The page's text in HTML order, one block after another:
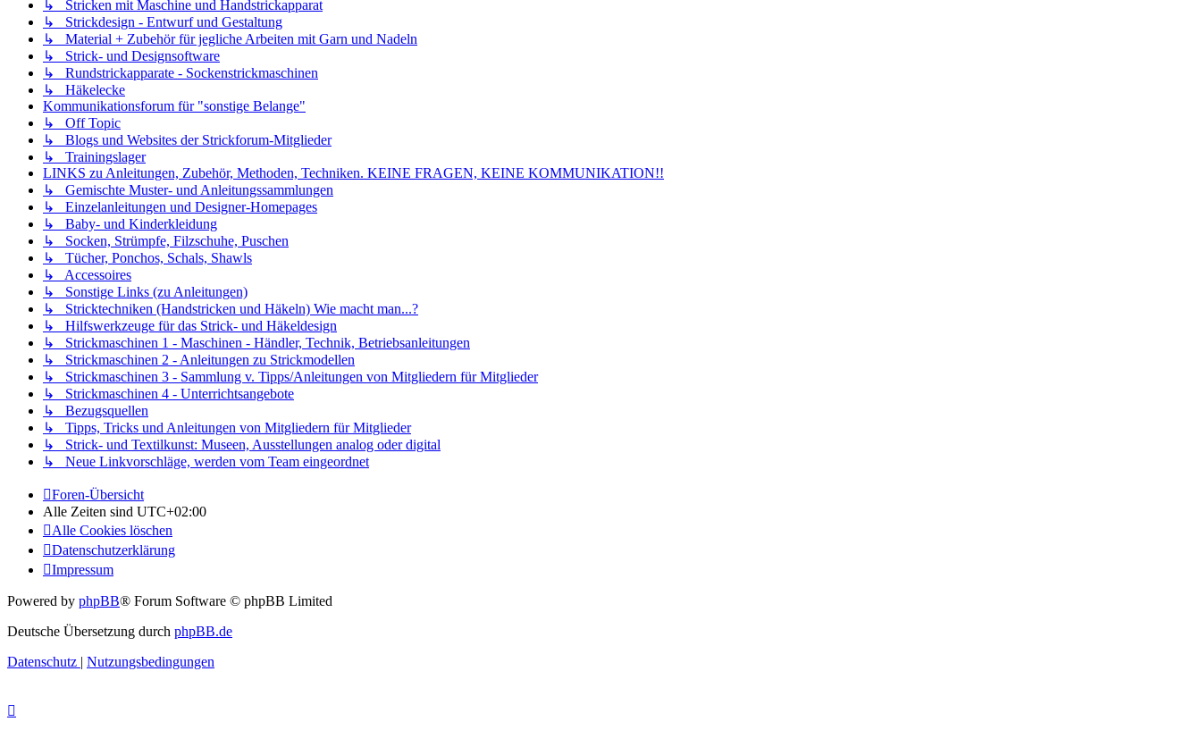
↳ Stricken mit Maschine und Handstrickapparat
↳ Strickdesign - Entwurf und Gestaltung
↳ Material + Zubehör für jegliche Arbeiten mit Garn und Nadeln
↳ Strick- und Designsoftware
↳ Rundstrickapparate - Sockenstrickmaschinen
↳ Häkelecke
Kommunikationsforum für "sonstige Belange"
↳ Off Topic
↳ Blogs und Websites der Strickforum-Mitglieder
↳ Trainingslager
LINKS zu Anleitungen, Zubehör, Methoden, Techniken. KEINE FRAGEN, KEINE KOMMUNIKATION!!
↳ Gemischte Muster- und Anleitungssammlungen
↳ Einzelanleitungen und Designer-Homepages
↳ Baby- und Kinderkleidung
↳ Socken, Strümpfe, Filzschuhe, Puschen
↳ Tücher, Ponchos, Schals, Shawls
↳ Accessoires
↳ Sonstige Links (zu Anleitungen)
↳ Stricktechniken (Handstricken und Häkeln) Wie macht man...?
↳ Hilfswerkzeuge für das Strick- und Häkeldesign
↳ Strickmaschinen 1 - Maschinen - Händler, Technik, Betriebsanleitungen
↳ Strickmaschinen 2 - Anleitungen zu Strickmodellen
↳ Strickmaschinen 3 - Sammlung v. Tipps/Anleitungen von Mitgliedern für Mitglieder
↳ Strickmaschinen 4 - Unterrichtsangebote
↳ Bezugsquellen
↳ Tipps, Tricks und Anleitungen von Mitgliedern für Mitglieder
↳ Strick- und Textilkunst: Museen, Ausstellungen analog oder digital
↳ Neue Linkvorschläge, werden vom Team eingeordnet
Foren-Übersicht
Alle Zeiten sind UTC+02:00
Alle Cookies löschen
Datenschutzerklärung
Impressum
Powered by phpBB® Forum Software © phpBB Limited
Deutsche Übersetzung durch phpBB.de
Datenschutz | Nutzungsbedingungen